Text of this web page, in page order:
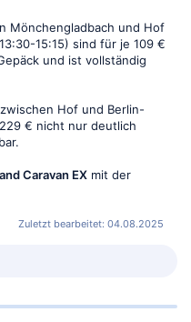
Mönchengladbach und Hof
15:15) sind für je 109 €
und ist vollständig
Hof und Berlin-
€ nicht nur deutlich
Caravan EX mit der
Zuletzt bearbeitet: 04.08.2025